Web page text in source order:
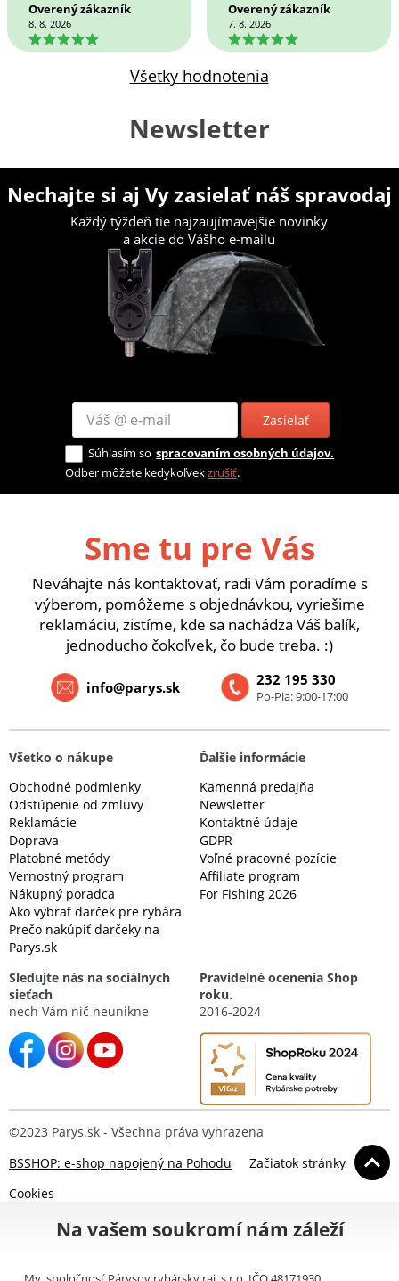
Overený zákazník
8. 8. 2026
5
Overený zákazník
7. 8. 2026
5
Všetky hodnotenia
Newsletter
Nechajte si aj Vy zasielať náš spravodaj
Každý týždeň tie najzaujímavejšie novinky
a akcie do Vášho e-mailu
Zasielať
Súhlasím so spracovaním osobných údajov.
Odber môžete kedykoľvekzrušiť.
Sme tu pre Vás
Neváhajte nás kontaktovať, radi Vám poradíme s
výberom, pomôžeme s objednávkou, vyriešime
reklamáciu, zistíme, kde sa nachádza Váš balík,
jednoducho čokoľvek, čo bude treba. :)
232 195 330
Po-Pia: 9:00-17:00
info@parys.sk
Všetko o nákupe
Obchodné podmienky
Odstúpenie od zmluvy
Reklamácie
Doprava
Platobné metódy
Vernostný program
Nákupný poradca
Ako vybrať darček pre rybára
Prečo nakúpiť darčeky na
Parys.sk
Ďalšie informácie
Kamenná predajňa
Newsletter
Kontaktné údaje
GDPR
Voľné pracovné pozície
Affiliate program
For Fishing 2026
Sledujte nás na sociálnych
sieťach
nech Vám nič neunikne
Pravidelné ocenenia Shop
roku.
2016-2024
©2023 Parys.sk - Všechna práva vyhrazena
BSSHOP: e-shop napojený na Pohodu
Začiatok stránky
Cookies
Na vašem soukromí nám záleží